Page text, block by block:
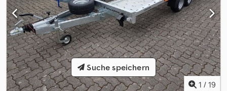
individuellen Transportpreis gewünscht) Zulassung Umkreis 25km
(Durchführung Autohaus Möller) Zulassung deutschlandweit
(Durchführung Zulassungsdienst) Ausfuhrkennzeichen (15 Tage
gültig) Ausfuhrkennzeichen (30 Tage gültig)
Überführungskennzeichen (5 Tage gültig) Zollanmeldung
Zusendung Kfz-Papiere zwecks Anmeldung (Anzahlung
erforderlich) Hinweis Gewichtsangaben können je nach
Ausstattung abweichen, Irrtümer, Zwischenverkauf und
1 / 19
Suche speichern